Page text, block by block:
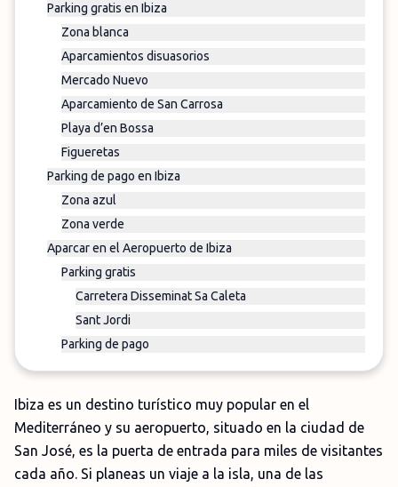
Parking gratis en Ibiza
Zona blanca
Aparcamientos disuasorios
Mercado Nuevo
Aparcamiento de San Carrosa
Playa d’en Bossa
Figueretas
Parking de pago en Ibiza
Zona azul
Zona verde
Aparcar en el Aeropuerto de Ibiza
Parking gratis
Carretera Disseminat Sa Caleta
Sant Jordi
Parking de pago
Ibiza es un destino turístico muy popular en el
Mediterráneo y su aeropuerto, situado en la ciudad de
San José, es la puerta de entrada para miles de visitantes
cada año. Si planeas un viaje a la isla, una de las